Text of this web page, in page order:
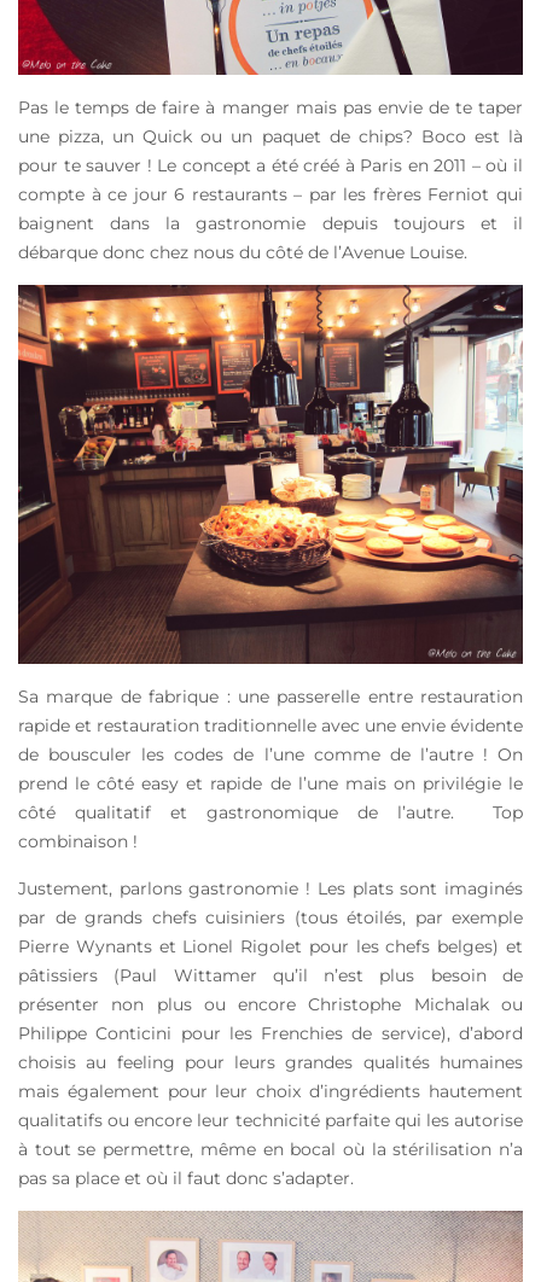
Pas le temps de faire à manger mais pas envie de te taper
une pizza, un Quick ou un paquet de chips? Boco est là
pour te sauver ! Le concept a été créé à Paris en 2011 – où il
compte à ce jour 6 restaurants – par les frères Ferniot qui
baignent dans la gastronomie depuis toujours et il
débarque donc chez nous du côté de l’Avenue Louise.
Sa marque de fabrique : une passerelle entre restauration
rapide et restauration traditionnelle avec une envie évidente
de bousculer les codes de l’une comme de l’autre ! On
prend le côté easy et rapide de l’une mais on privilégie le
côté qualitatif et gastronomique de l’autre. Top
combinaison !
Justement, parlons gastronomie ! Les plats sont imaginés
par de grands chefs cuisiniers (tous étoilés, par exemple
Pierre Wynants et Lionel Rigolet pour les chefs belges) et
pâtissiers (Paul Wittamer qu’il n’est plus besoin de
présenter non plus ou encore Christophe Michalak ou
Philippe Conticini pour les Frenchies de service), d’abord
choisis au feeling pour leurs grandes qualités humaines
mais également pour leur choix d’ingrédients hautement
qualitatifs ou encore leur technicité parfaite qui les autorise
à tout se permettre, même en bocal où la stérilisation n’a
pas sa place et où il faut donc s’adapter.